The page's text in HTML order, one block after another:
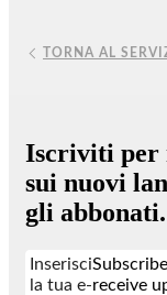
TORNA AL
Iscriviti per
sui nuovi
gli abbonati.
Inserisci
la tua e-receive